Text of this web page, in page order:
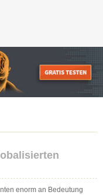
enorm an Bedeutung